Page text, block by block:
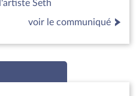
Seth
voir le communiqué